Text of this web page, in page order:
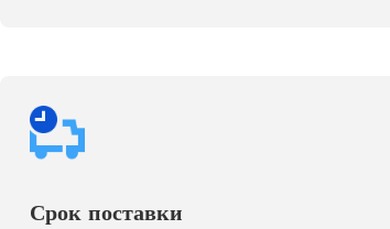
Срок поставки